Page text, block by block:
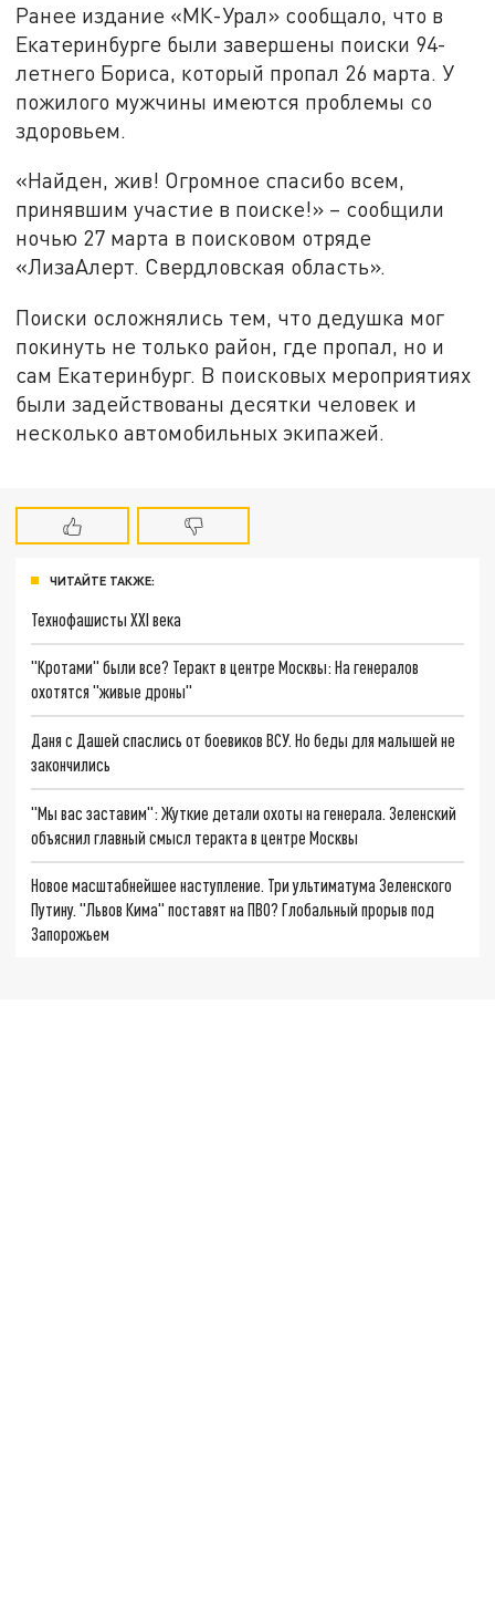
Ранее издание «МК-Урал» сообщало, что в
Екатеринбурге были завершены поиски 94-
летнего Бориса, который пропал 26 марта. У
пожилого мужчины имеются проблемы со
здоровьем.
«Найден, жив! Огромное спасибо всем,
принявшим участие в поиске!» – сообщили
ночью 27 марта в поисковом отряде
«ЛизаАлерт. Свердловская область».
Поиски осложнялись тем, что дедушка мог
покинуть не только район, где пропал, но и
сам Екатеринбург. В поисковых мероприятиях
были задействованы десятки человек и
несколько автомобильных экипажей.
ЧИТАЙТЕ ТАКЖЕ:
Технофашисты XXI века
"Кротами" были все? Теракт в центре Москвы: На генералов
охотятся "живые дроны"
Даня с Дашей спаслись от боевиков ВСУ. Но беды для малышей не
закончились
"Мы вас заставим": Жуткие детали охоты на генерала. Зеленский
объяснил главный смысл теракта в центре Москвы
Новое масштабнейшее наступление. Три ультиматума Зеленского
Путину. "Львов Кима" поставят на ПВО? Глобальный прорыв под
Запорожьем